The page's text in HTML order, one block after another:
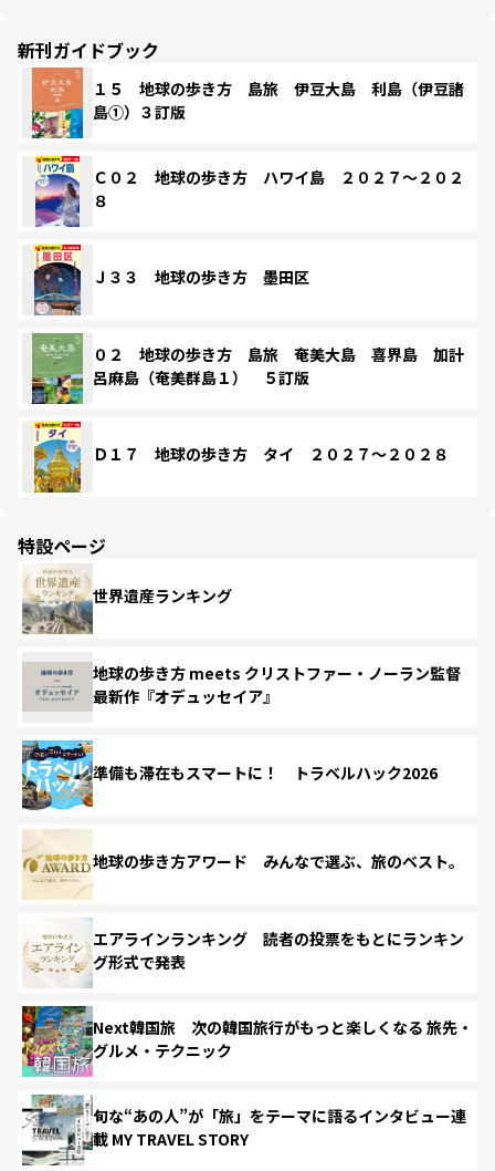
新刊ガイドブック
１５ 地球の歩き方 島旅 伊豆大島 利島（伊豆諸
島①）３訂版
Ｃ０２ 地球の歩き方 ハワイ島 ２０２７～２０２
８
Ｊ３３ 地球の歩き方 墨田区
０２ 地球の歩き方 島旅 奄美大島 喜界島 加計
呂麻島（奄美群島１） ５訂版
Ｄ１７ 地球の歩き方 タイ ２０２７～２０２８
特設ページ
世界遺産ランキング
地球の歩き方 meets クリストファー・ノーラン監督
最新作『オデュッセイア』
準備も滞在もスマートに！ トラベルハック2026
地球の歩き方アワード みんなで選ぶ、旅のベスト。
エアラインランキング 読者の投票をもとにランキン
グ形式で発表
Next韓国旅 次の韓国旅行がもっと楽しくなる 旅先・
グルメ・テクニック
旬な“あの人”が「旅」をテーマに語るインタビュー連
載 MY TRAVEL STORY